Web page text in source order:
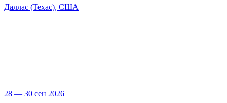
Даллас (Техас), США
28 — 30 сен 2026